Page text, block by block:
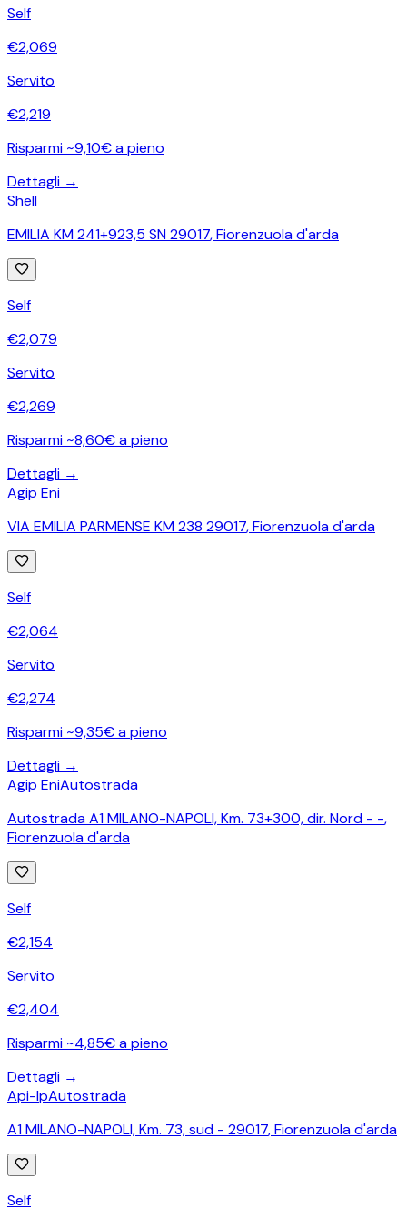
Self
€2,069
Servito
€2,219
Risparmi ~9,10€ a pieno
Dettagli →
Shell
EMILIA KM 241+923,5 SN 29017,Fiorenzuola d'arda
Self
€2,079
Servito
€2,269
Risparmi ~8,60€ a pieno
Dettagli →
Agip Eni
VIA EMILIA PARMENSE KM 238 29017,Fiorenzuola d'arda
Self
€2,064
Servito
€2,274
Risparmi ~9,35€ a pieno
Dettagli →
Agip EniAutostrada
Autostrada A1 MILANO-NAPOLI, Km. 73+300, dir. Nord - -,
Fiorenzuola d'arda
Self
€2,154
Servito
€2,404
Risparmi ~4,85€ a pieno
Dettagli →
Api-IpAutostrada
A1 MILANO-NAPOLI, Km. 73, sud - 29017,Fiorenzuola d'arda
Self